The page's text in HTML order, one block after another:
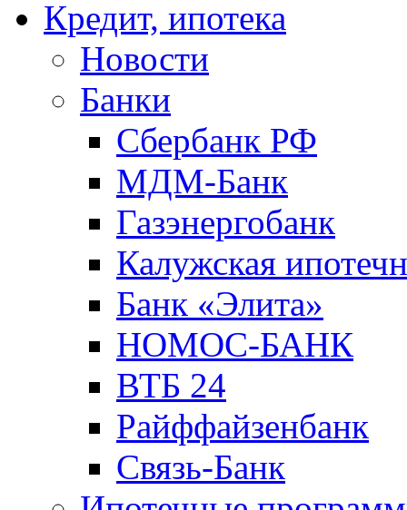
Кредит, ипотека
Новости
Банки
Сбербанк РФ
МДМ-Банк
Газэнергобанк
Калужская
Банк «Элита»
НОМОС-БАНК
ВТБ 24
Райффайзенбанк
Связь-Банк